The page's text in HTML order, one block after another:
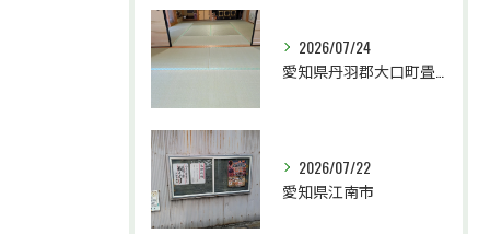
2026/07/24
2026/07/22
愛知県江南市